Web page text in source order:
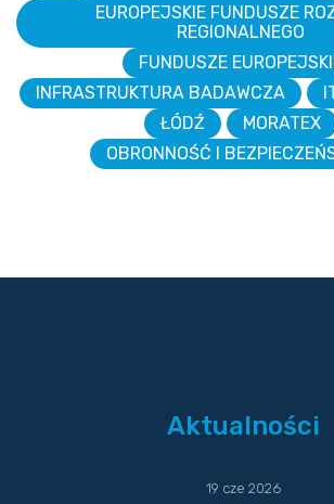
EUROPEJSKIE FUNDUSZE
REGIONALNEGO
FUNDUSZE
INFRASTRUKTURA BADAWCZA
ŁÓDŹ
MORATEX
OBRONNOŚĆ I
Aktualności
19 cze 2026